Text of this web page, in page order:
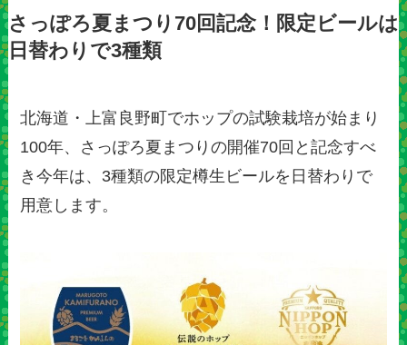
さっぽろ夏まつり70回記念！限定ビールは
日替わりで3種類
北海道・上富良野町でホップの試験栽培が始まり
100年、さっぽろ夏まつりの開催70回と記念すべ
き今年は、3種類の限定樽生ビールを日替わりで
用意します。